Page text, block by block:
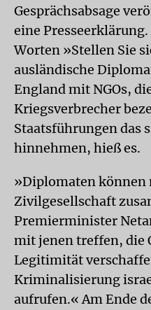
Gesprächsabsage
eine
Worten »Stellen Sie
ausländische
England mit NGOs,
Kriegsverbrecher
Staatsführungen das
hinnehmen, hieß es.
»Diplomaten
Zivilgesellschaft
Premierminister
mit jenen treffen, die
Legitimität
Kriminalisierung
aufrufen.« Am Ende